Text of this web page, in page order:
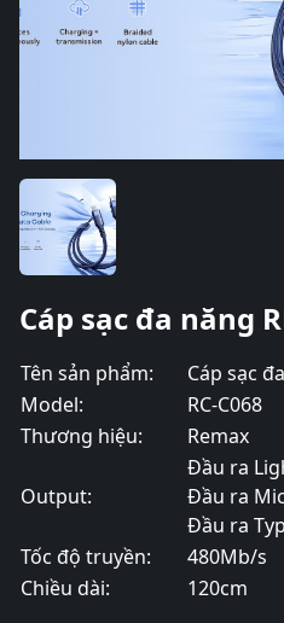
Cáp sạc đa năng
Tên sản phẩm:
Cáp sạc
Model:
RC-C068
Thương hiệu:
Remax
Output:
Đầu ra
Đầu ra
Đầu ra
Tốc độ truyền:
480Mb/s
Chiều dài:
120cm